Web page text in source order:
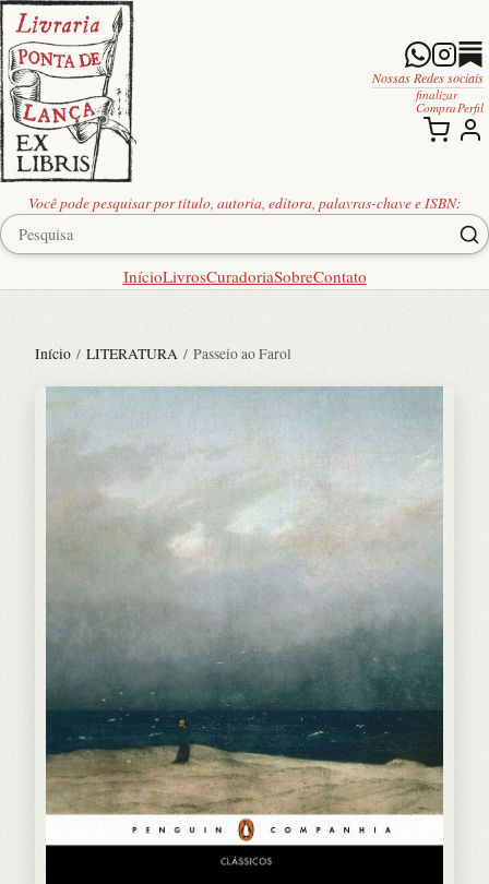
Você pode pesquisar por título, autoria, editora, palavras-chave e ISBN:
InícioLivrosCuradoriaSobreContato
Nossas Redes sociais
finalizar
Compra Perfil
Início / LITERATURA / Passeio ao Farol